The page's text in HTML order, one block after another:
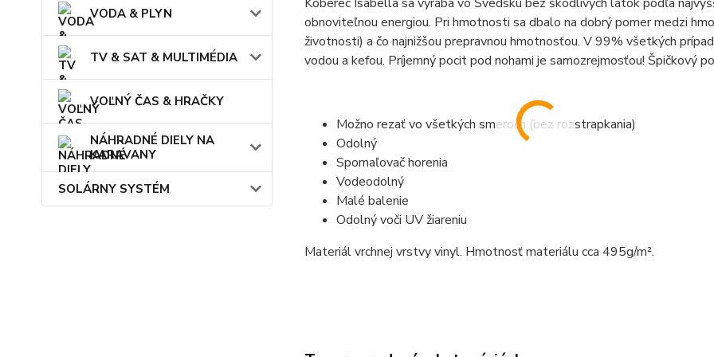
VODA & PLYN
TV & SAT & MULTIMÉDIA
VOĽNÝ ČAS & HRAČKY
NÁHRADNÉ DIELY NA
KARAVANY
SOLÁRNY SYSTÉM
obnoviteľnou energiou. Pri hmotnosti sa dbalo na dobrý pomer medzi
životnosti) a čo najnižšou prepravnou hmotnosťou. V 99% všetkých
vodou a kefou. Príjemný pocit pod nohami je samozrejmosťou! Špičkový
Možno rezať vo všetkých smeroch (bez rozstrapkania)
Odolný
Spomaľovač horenia
Vodeodolný
Malé balenie
Odolný voči UV žiareniu
Materiál vrchnej vrstvy vinyl. Hmotnosť materiálu cca 495g/m².